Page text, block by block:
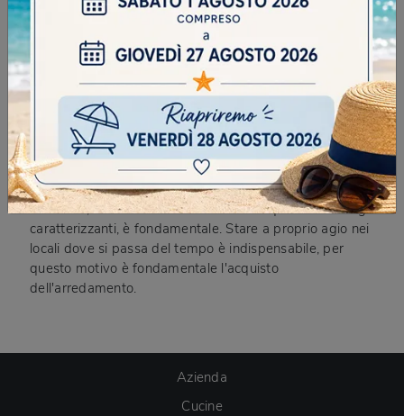
Entra in negozio, poiché siamo il posto perfetto dove
incontrare arredatori e sfruttare consigli inediti riguardo i
nuovi trend in fatto di Mobili sospesiin melaminico
Forniamo la possibilità di essere affiancati dal disegno
dei luoghi disponibili, con lo scopo di assicurare
laconsulenza su misura per i desideri di ciascuno. La
ricca serie di composizioni che proponiamo permette a
ciascuno di visionare in prima persona le più originali
proposte di
Mobili sospesi in melaminico. Al giorno
d'oggi ammobiliare gli ambienti interni con raffinatezza
e charme, con attenzione a materiali di qualità e dettagli
caratterizzanti, è fondamentale. Stare a proprio agio nei
locali dove si passa del tempo è indispensabile, per
questo motivo è fondamentale l'acquisto
dell'arredamento.
Azienda
Cucine